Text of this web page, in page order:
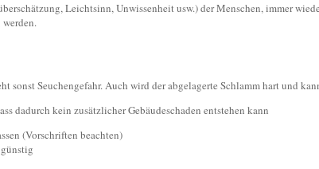
Leichtsinn, Unwissenheit usw.) der Menschen, immer
sonst Seuchengefahr. Auch wird der abgelagerte Schlamm hart und
dadurch kein zusätzlicher Gebäudeschaden entstehen kann
(Vorschriften beachten)